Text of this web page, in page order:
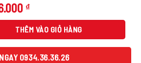
₫.
₫Giá
hiện
tại
là:
7.616.000 ₫.
2 số lượng
THÊM VÀO GIỎ HÀNG
0934.36.36.26